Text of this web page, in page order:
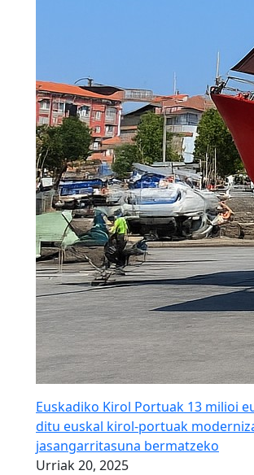
Euskadiko Kirol Portuak 13 milioi
ditu euskal kirol-portuak
jasangarritasuna bermatzeko
Urriak 20, 2025